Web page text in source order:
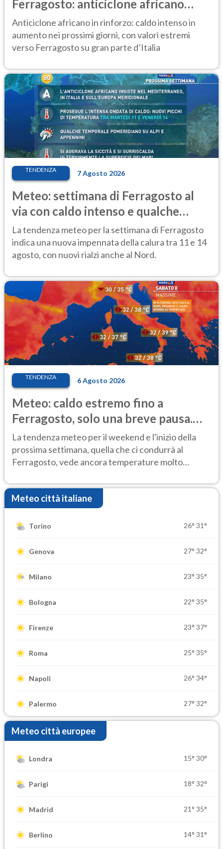
Ferragosto: anticiclone africano
ancora protagonista
Anticiclone africano in rinforzo: caldo intenso in
aumento nei prossimi giorni, con valori estremi
verso Ferragosto su gran parte d’Italia
TENDENZA 7 Agosto 2026
Meteo: settimana di Ferragosto al
via con caldo intenso e qualche
temporale
La tendenza meteo per la settimana di Ferragosto
indica una nuova impennata della calura tra 11 e 14
agosto, con nuovi rialzi anche al Nord.
TENDENZA 6 Agosto 2026
Meteo: caldo estremo fino a
Ferragosto, solo una breve pausa.
Ecco dove
La tendenza meteo per il weekend e l'inizio della
prossima settimana, quella che ci condurrà al
Ferragosto, vede ancora temperature molto
Meteo città italiane
Torino 26° 31°
Genova 27° 32°
Milano 23° 35°
Bologna 22° 35°
Firenze 23° 37°
Roma 25° 35°
Napoli 26° 34°
Palermo 27° 32°
Meteo città europee
Londra 15° 30°
Parigi 18° 32°
Madrid 21° 35°
Berlino 14° 31°